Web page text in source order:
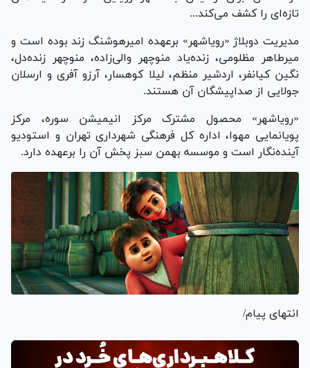
تازه‌ای را کشف می‌کند...
مدیریت دوبلاژ «رویاشهر» برعهده امیرهوشنگ زند بوده است و
میرطاهر مظلومی، زنده‌یاد منوچهر والی‌زاده، منوچهر زنده‌دل،
نگین کیانفر، اردشیر منظم، لیلا کوهسار، آرزو آفری و ارسلان
جولایی از صداپیشگان آن هستند.
«رویاشهر» محصول مشترک مرکز انیمیشن سوره، مرکز
پویانمایی مهوا، اداره کل فرهنگی شهرداری تهران و استودیو
آینده‌نگار است و موسسه بهمن سبز پخش آن را برعهده دارد.
انتهای پیام/